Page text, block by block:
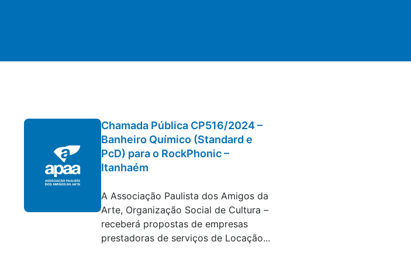
Chamada Pública CP516/2024 –
Banheiro Químico (Standard e
PcD) para o RockPhonic –
Itanhaém
A Associação Paulista dos Amigos da
Arte, Organização Social de Cultura –
receberá propostas de empresas
prestadoras de serviços de Locação...